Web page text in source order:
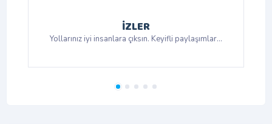
İZLER
Yollarınız iyi insanlara çıksın. Keyifli paylaşımlar…